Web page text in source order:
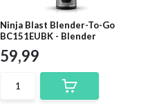
Ninja Blast Blender-To-Go
BC151EUBK - Blender
59,99